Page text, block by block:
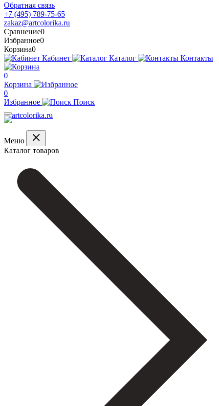
Обратная связь
+7 (495) 789-75-65
zakaz@artcolorika.ru
Сравнение0
Избранное0
Корзина0
Кабинет
Каталог Контакты
0
Корзина
0
Избранное
Поиск
Меню
Каталог товаров